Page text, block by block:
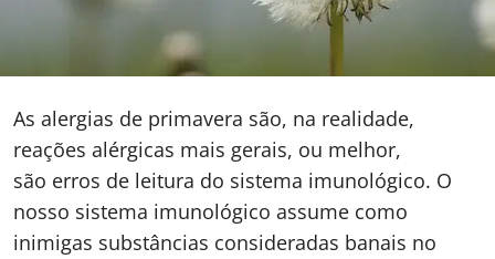
As alergias de primavera são, na realidade,
reações alérgicas mais gerais, ou melhor,
são erros de leitura do sistema imunológico. O
nosso sistema imunológico assume como
inimigas substâncias consideradas banais no